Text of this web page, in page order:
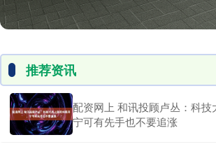
推荐资讯
配资网上 和讯投顾卢丛：科技
宁可有先手也不要追涨